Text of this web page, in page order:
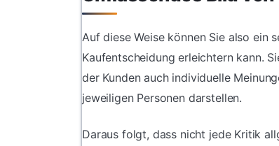
Auf diese Weise können Sie also ein
Kaufentscheidung erleichtern kann.
der Kunden auch individuelle
jeweiligen Personen darstellen.
Daraus folgt, dass nicht jede Kritik